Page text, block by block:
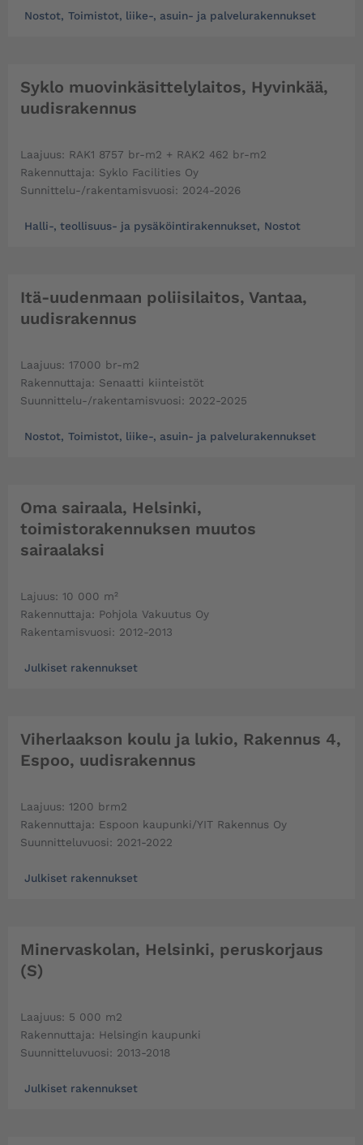
Nostot, Toimistot, liike-, asuin- ja palvelurakennukset
Syklo muovinkäsittelylaitos, Hyvinkää,
uudisrakennus
Laajuus: RAK1 8757 br-m2 + RAK2 462 br-m2
Rakennuttaja: Syklo Facilities Oy
Sunnittelu-/rakentamisvuosi: 2024-2026
Halli-, teollisuus- ja pysäköintirakennukset, Nostot
Itä-uudenmaan poliisilaitos, Vantaa,
uudisrakennus
Laajuus: 17000 br-m2
Rakennuttaja: Senaatti kiinteistöt
Suunnittelu-/rakentamisvuosi: 2022-2025
Nostot, Toimistot, liike-, asuin- ja palvelurakennukset
Oma sairaala, Helsinki,
toimistorakennuksen muutos
sairaalaksi
Lajuus: 10 000 m²
Rakennuttaja: Pohjola Vakuutus Oy
Rakentamisvuosi: 2012-2013
Julkiset rakennukset
Viherlaakson koulu ja lukio, Rakennus 4,
Espoo, uudisrakennus
Laajuus: 1200 brm2
Rakennuttaja: Espoon kaupunki/YIT Rakennus Oy
Suunnitteluvuosi: 2021-2022
Julkiset rakennukset
Minervaskolan, Helsinki, peruskorjaus
(S)
Laajuus: 5 000 m2
Rakennuttaja: Helsingin kaupunki
Suunnitteluvuosi: 2013-2018
Julkiset rakennukset